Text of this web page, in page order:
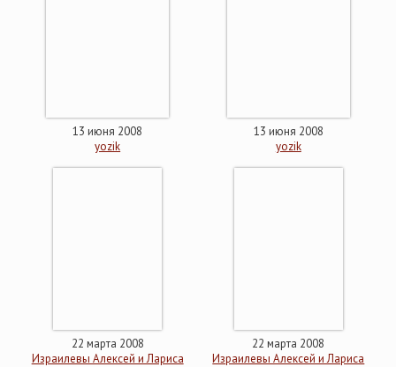
13 июня 2008
yozik
13 июня 2008
yozik
22 марта 2008
Израилевы Алексей и Лариса
22 марта 2008
Израилевы Алексей и Лариса